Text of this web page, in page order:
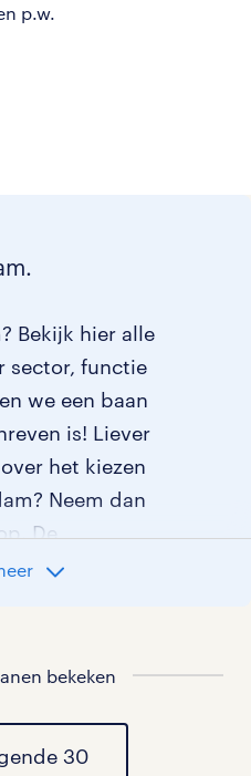
p.w.
Bekijk hier alle
sector, functie
we een baan
is! Liever
het kiezen
Neem dan
De
even in gesprek
bekeken
30